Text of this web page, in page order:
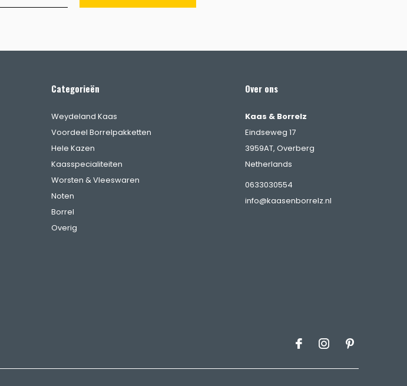
Categorieën
Weydeland Kaas
Voordeel Borrelpakketten
Hele Kazen
Kaasspecialiteiten
Worsten & Vleeswaren
Noten
Borrel
Overig
Over ons
Kaas & Borrelz
Eindseweg 17
3959AT, Overberg
Netherlands
0633030554
info@kaasenborrelz.nl